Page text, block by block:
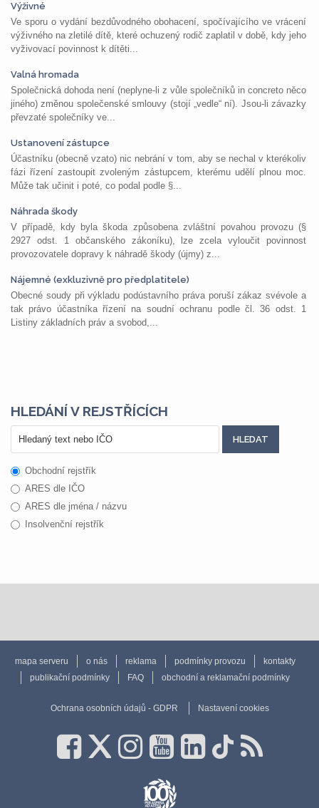
Výživné
Ve sporu o vydání bezdůvodného obohacení, spočívajícího ve vrácení
výživného na zletilé dítě, které ochuzený rodič zaplatil v době, kdy jeho
vyživovací povinnost k dítěti...
Valná hromada
Společnická dohoda není (neplyne-li z vůle společníků in concreto něco
jiného) změnou společenské smlouvy (stojí „vedle“ ní). Jsou-li závazky
převzaté společníky ve...
Ustanovení zástupce
Účastníku (obecně vzato) nic nebrání v tom, aby se nechal v kterékoliv
fázi řízení zastoupit zvoleným zástupcem, kterému udělí plnou moc.
Může tak učinit i poté, co podal podle §...
Náhrada škody
V případě, kdy byla škoda způsobena zvláštní povahou provozu (§
2927 odst. 1 občanského zákoníku), lze zcela vyloučit povinnost
provozovatele dopravy k náhradě škody (újmy) z...
Nájemné (exkluzivně pro předplatitele)
Obecné soudy při výkladu podústavního práva poruší zákaz svévole a
tak právo účastníka řízení na soudní ochranu podle čl. 36 odst. 1
Listiny základních práv a svobod,...
HLEDÁNÍ V REJSTŘÍCÍCH
Obchodní rejstřík
ARES dle IČO
ARES dle jména / názvu
Insolvenční rejstřík
mapa serveru o nás reklama podmínky provozu
kontakty
publikační podmínky
FAQ obchodní a reklamační podmínky
Ochrana osobních údajů - GDPR Nastavení cookies